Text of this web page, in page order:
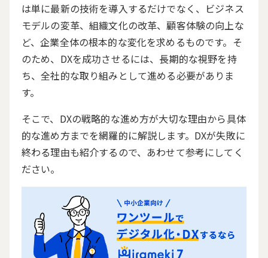
は単に最新の技術を導入するだけでなく、ビジネス
モデルの変革、組織文化の改革、顧客体験の向上な
ど、企業全体の根本的な変化を求めるものです。そ
のため、DXを成功させるには、長期的な視野を持
ち、全社的な取り組みとして進める必要がありま
す。
そこで、DXの戦略的な進め方が大切な理由から具体
的な進め方までを網羅的に解説します。DXが失敗に
終わる理由も紹介するので、あわせて参考にしてく
ださい。